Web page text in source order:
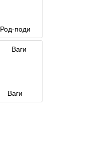
Род-поди
Ваги